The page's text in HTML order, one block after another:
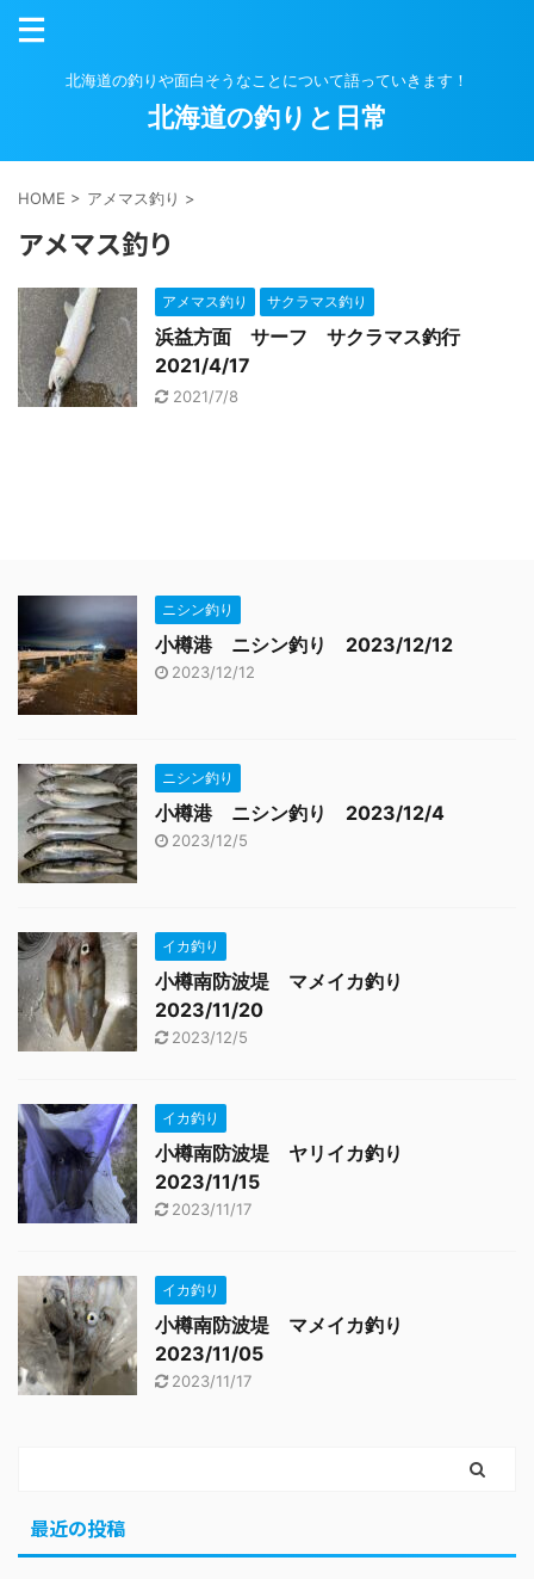
北海道の釣りや面白そうなことについて語っていきます！
北海道の釣りと日常
HOME > アメマス釣り >
アメマス釣り
アメマス釣り サクラマス釣り
浜益方面 サーフ サクラマス釣行
2021/4/17
2021/7/8
ニシン釣り
小樽港 ニシン釣り 2023/12/12
2023/12/12
ニシン釣り
小樽港 ニシン釣り 2023/12/4
2023/12/5
イカ釣り
小樽南防波堤 マメイカ釣り
2023/11/20
2023/12/5
イカ釣り
小樽南防波堤 ヤリイカ釣り
2023/11/15
2023/11/17
イカ釣り
小樽南防波堤 マメイカ釣り
2023/11/05
2023/11/17
最近の投稿